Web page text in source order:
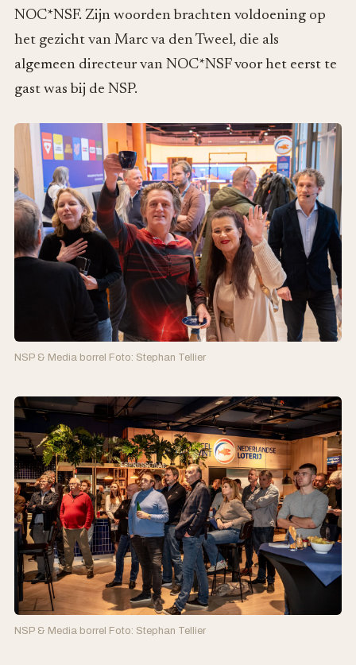
NOC*NSF. Zijn woorden brachten voldoening op
het gezicht van Marc va den Tweel, die als
algemeen directeur van NOC*NSF voor het eerst te
gast was bij de NSP.
NSP & Media borrel Foto: Stephan Tellier
NSP & Media borrel Foto: Stephan Tellier